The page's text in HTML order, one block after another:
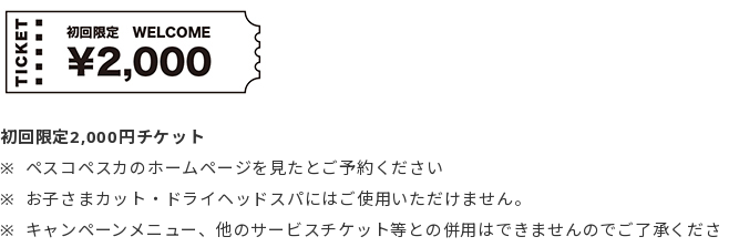
初回限定2,000円チケット
ペスコペスカのホームページを見たとご予約ください
お子さまカット・ドライヘッドスパにはご使用いただけません。
キャンペーンメニュー、他のサービスチケット等との併用はできませんのでご了承くださ